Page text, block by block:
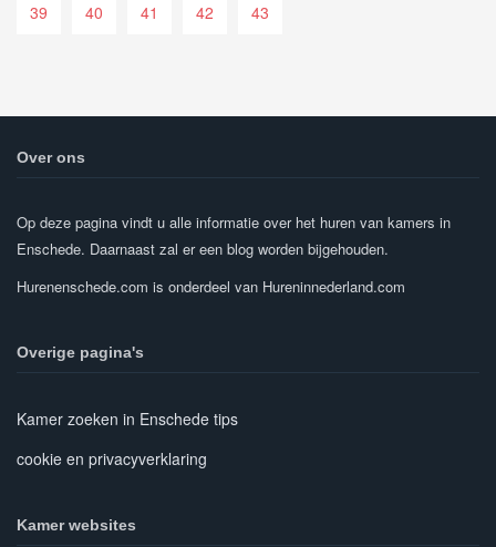
39 40 41 42 43
Over ons
Op deze pagina vindt u alle informatie over het huren van kamers in
Enschede. Daarnaast zal er een blog worden bijgehouden.
Hurenenschede.com is onderdeel van Hureninnederland.com
Overige pagina's
Kamer zoeken in Enschede tips
cookie en privacyverklaring
Kamer websites